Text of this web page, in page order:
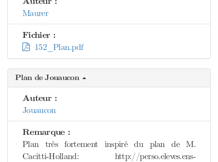
Maurer
Fichier :
152_Plan.pdf
Plan de Jouaucon
Auteur :
Jouaucon
Remarque :
Plan très fortement inspiré du plan de M.
Cacitti-Holland: http://perso.eleves.ens-